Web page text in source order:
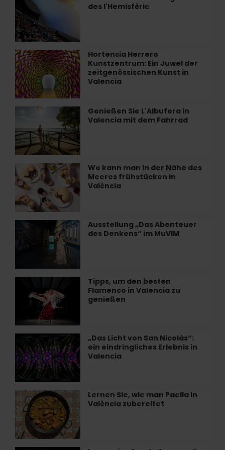
des l'Hemisfèric
Sie
das
Programm
des
l'Hemisfèric
Hortensia Herrero
Kunstzentrum: Ein Juwel der
zeitgenössischen Kunst in
Valencia
Hortensia
Herrero
Kunstzentrum:
Ein
Juwel
der
zeitgenössischen
Kunst
in
Valencia
Genießen Sie L'Albufera in
Valencia mit dem Fahrrad
L'Albufera
in
Valencia
mit
dem
Fahrrad
Wo kann man in der Nähe des
Meeres frühstücken in
València
Wo
kann
man
in
Nähe
frühstücken
Ausstellung „Das Abenteuer
des Denkens“ im MuVIM
Ausstellung
Abenteuer
Denkens“
im
Tipps, um den besten
Flamenco in Valencia zu
genießen
besten
Flamenco
in
Valencia
zu
genießen
„Das Licht von San Nicolás“:
ein eindringliches Erlebnis in
Valencia
„Das
Licht
von
San
Nicolás“:
ein
eindringliches
Erlebnis
in
Valencia
Lernen Sie, wie man Paella in
València zubereitet
Lernen
Sie,
wie
man
Paella